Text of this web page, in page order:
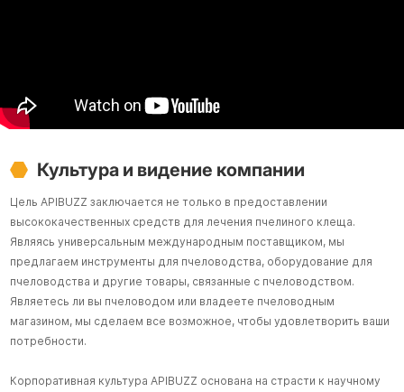
Культура и видение компании
Цель APIBUZZ заключается не только в предоставлении
высококачественных средств для лечения пчелиного клеща.
Являясь универсальным международным поставщиком, мы
предлагаем инструменты для пчеловодства, оборудование для
пчеловодства и другие товары, связанные с пчеловодством.
Являетесь ли вы пчеловодом или владеете пчеловодным
магазином, мы сделаем все возможное, чтобы удовлетворить ваши
потребности.
Корпоративная культура APIBUZZ основана на страсти к научному